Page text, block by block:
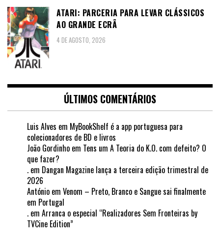
ATARI: PARCERIA PARA LEVAR CLÁSSICOS
AO GRANDE ECRÃ
4 DE AGOSTO, 2026
ÚLTIMOS COMENTÁRIOS
Luis Alves em MyBookShelf é a app portuguesa para
colecionadores de BD e livros
João Gordinho em Tens um A Teoria do K.O. com defeito? O
que fazer?
. em Dangan Magazine lança a terceira edição trimestral de
2026
António em Venom – Preto, Branco e Sangue sai finalmente
em Portugal
. em Arranca o especial “Realizadores Sem Fronteiras by
TVCine Edition”